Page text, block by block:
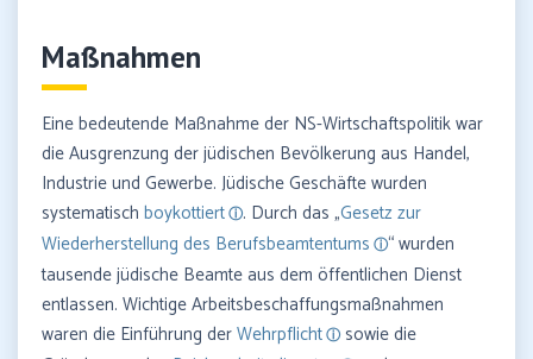
Maßnahmen
Eine bedeutende Maßnahme der NS-Wirtschaftspolitik war
die Ausgrenzung der jüdischen Bevölkerung aus Handel,
Industrie und Gewerbe. Jüdische Geschäfte wurden
systematisch boykottiert . Durch das „Gesetz zur
Wiederherstellung des Berufsbeamtentums
“ wurden
tausende jüdische Beamte aus dem öffentlichen Dienst
entlassen. Wichtige Arbeitsbeschaffungsmaßnahmen
waren die Einführung derWehrpflicht
sowie die